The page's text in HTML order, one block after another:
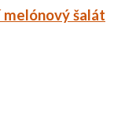
melónový šalát